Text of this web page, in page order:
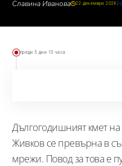
Славина Иванова 22 декември 2024
преди 5 дни 15 часа
Дългогодишният кмет
Живков се превърна в
мрежи. Повод за това е